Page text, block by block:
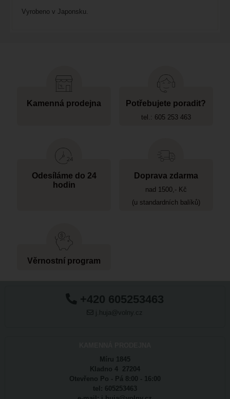
Vyrobeno v Japonsku.
Kamenná prodejna Potřebujete poradit?
tel.: 605 253 463
Odesíláme do 24
hodin
Doprava zdarma
nad 1500,- Kč
(u standardních balíků)
Věrnostní program
+420 605253463
j.huja@volny.cz
Míru 1845
Kladno 4 27204
Otevřeno Po - Pá 8:00 - 16:00
tel: 605253463